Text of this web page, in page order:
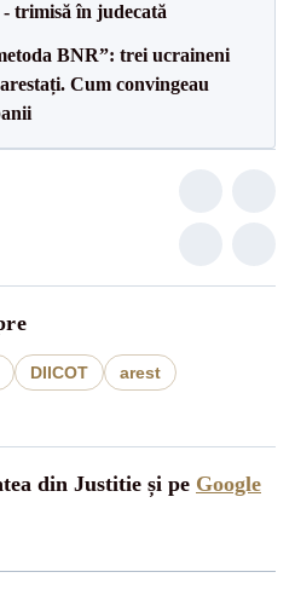
trimisă în judecată
BNR”: trei ucraineni
Cum convingeau
DIICOT
arest
din Justitie și pe Google